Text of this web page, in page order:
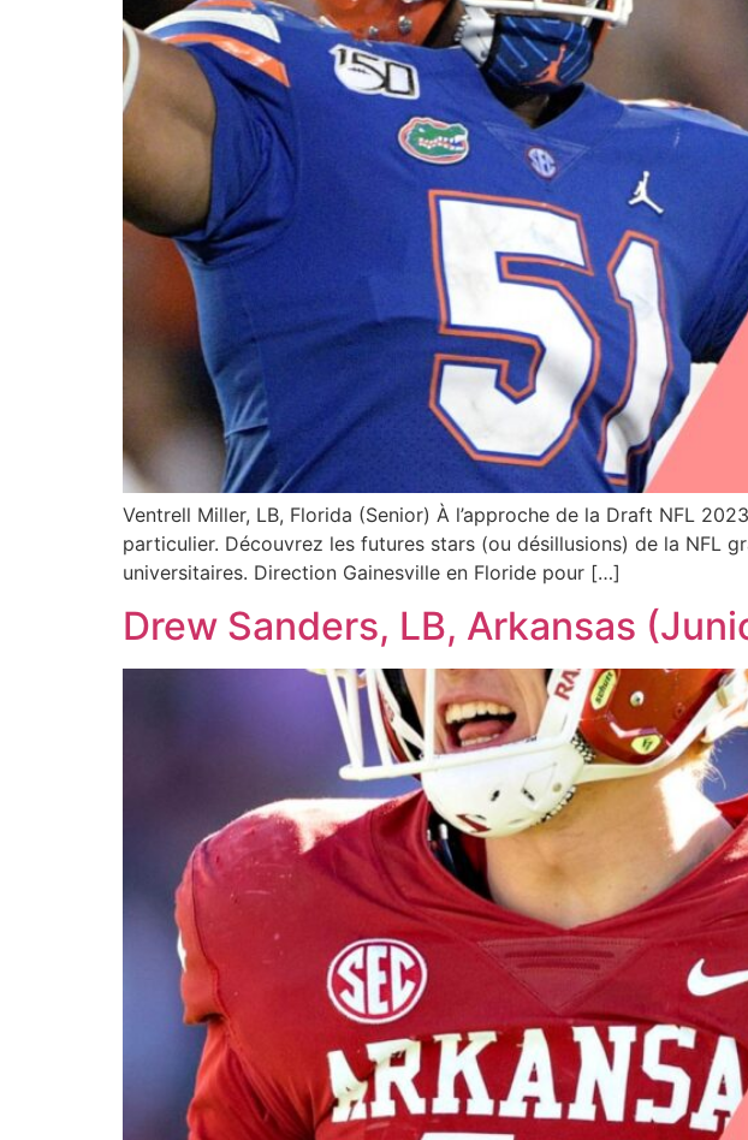
Ventrell Miller, LB, Florida (Senior) À l’approche de la Draft NFL
particulier. Découvrez les futures stars (ou désillusions) de la NFL
universitaires. Direction Gainesville en Floride pour […]
Drew Sanders, LB, Arkansas